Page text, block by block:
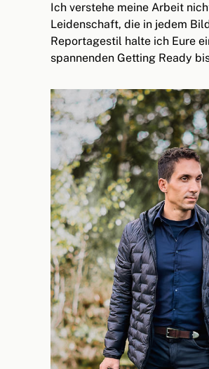
Ich verstehe meine Arbeit
Leidenschaft, die in jedem
Reportagestil halte ich Eure
spannenden Getting Ready